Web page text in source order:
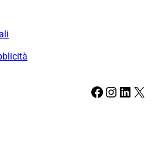
Facebook Instagram LinkedIn X